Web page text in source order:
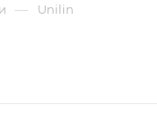
— Unilin